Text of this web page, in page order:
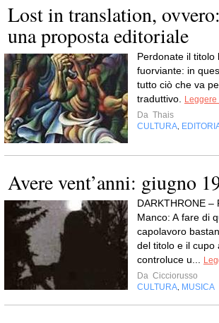
Lost in translation,
una proposta editoriale
Perdonate il titolo
fuorviante: in
tutto ciò che va
traduttivo.
Da Thais
CULTURA
Avere vent’anni: giugno
DARKTHRONE
Manco: A fare di
capolavoro
del titolo e il cupo
controluce u...
Da Cicciorusso
CULTURA MUSICA